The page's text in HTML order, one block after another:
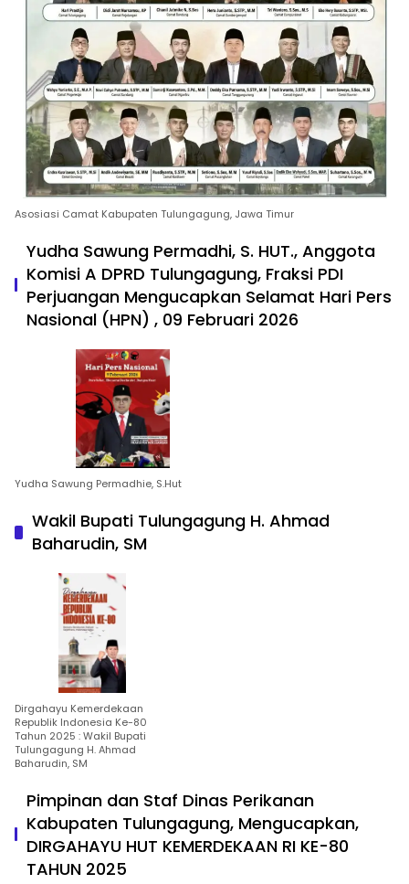
Asosiasi Camat Kabupaten Tulungagung, Jawa Timur
Yudha Sawung Permadhi, S. HUT., Anggota
Komisi A DPRD Tulungagung, Fraksi PDI
Perjuangan Mengucapkan Selamat Hari Pers
Nasional (HPN) , 09 Februari 2026
Yudha Sawung Permadhie, S.Hut
Wakil Bupati Tulungagung H. Ahmad
Baharudin, SM
Dirgahayu Kemerdekaan
Republik Indonesia Ke-80
Tahun 2025 : Wakil Bupati
Tulungagung H. Ahmad
Baharudin, SM
Pimpinan dan Staf Dinas Perikanan
Kabupaten Tulungagung, Mengucapkan,
DIRGAHAYU HUT KEMERDEKAAN RI KE-80
TAHUN 2025